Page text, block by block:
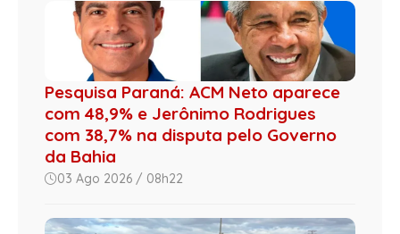
Pesquisa Paraná: ACM Neto aparece
com 48,9% e Jerônimo Rodrigues
com 38,7% na disputa pelo Governo
da Bahia
03 Ago 2026 / 08h22